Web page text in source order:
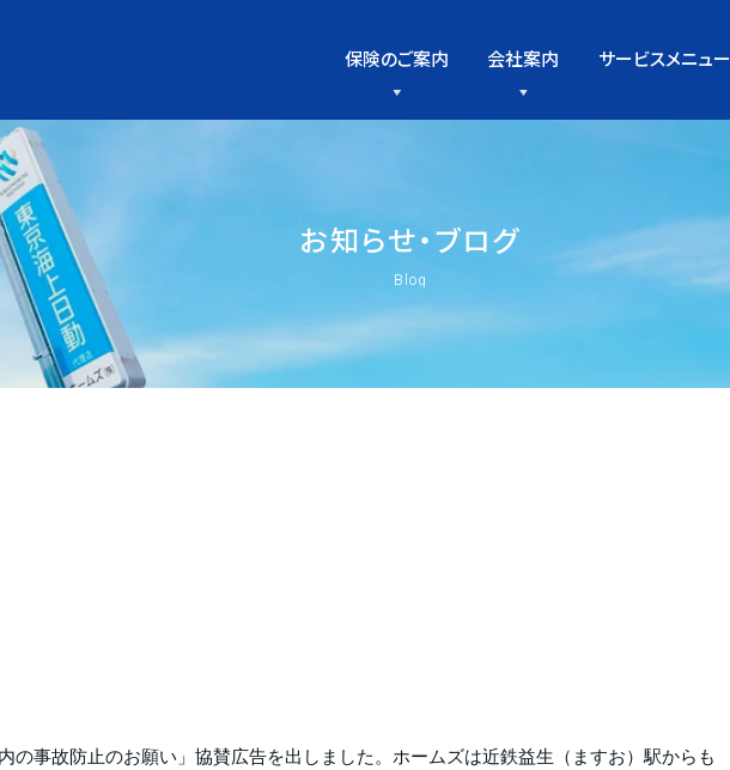
保険のご案内 会社案内 サービスメニュー
お知らせ・ブログ
Blog
の事故防止のお願い」協賛広告を出しました。ホームズは近鉄益生（ますお）駅からも